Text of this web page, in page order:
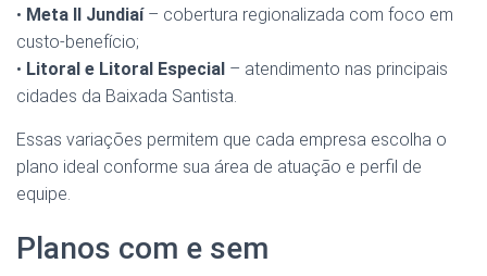
• Meta II Jundiaí– cobertura regionalizada com foco em
custo-benefício;
• Litoral e Litoral Especial – atendimento nas principais
cidades da Baixada Santista.
Essas variações permitem que cada empresa escolha o
plano ideal conforme sua área de atuação e perfil de
equipe.
Planos com e sem